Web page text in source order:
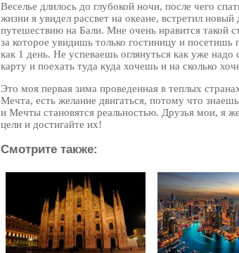
Веселье длилось до глубокой ночи, после чего
жизни я увидел рассвет на океане, встретил
путешествию на Бали. Мне очень нравится такой
за которое увидишь только гостиницу и
как 1 день. Не успеваешь оглянуться как уже
карту и поехать туда куда хочешь и на сколько
Это моя первая зима проведенная в теплых
Мечта, есть желание двигаться, потому что
и Мечты становятся реальностью. Друзья мои, я
цели и достигайте их!
Смотрите также: